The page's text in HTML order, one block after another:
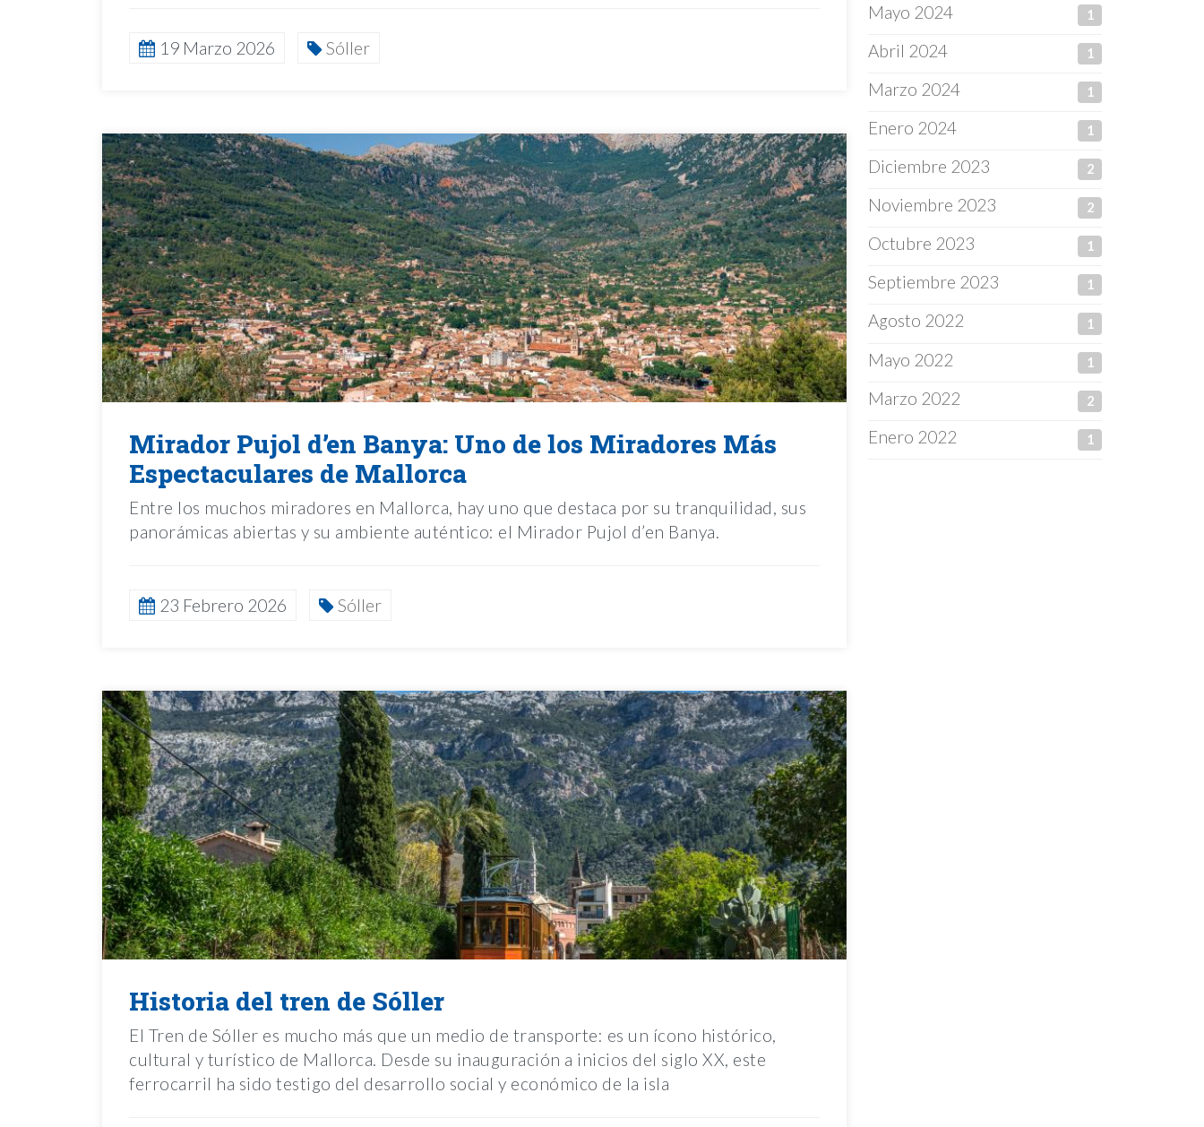
19 Marzo 2026 Sóller
Mirador Pujol d’en Banya: Uno de los Miradores Más
Espectaculares de Mallorca
Entre los muchos miradores en Mallorca, hay uno que destaca por su tranquilidad, sus
panorámicas abiertas y su ambiente auténtico: el Mirador Pujol d’en Banya.
23 Febrero 2026 Sóller
Historia del tren de Sóller
El Tren de Sóller es mucho más que un medio de transporte: es un ícono histórico,
cultural y turístico de Mallorca. Desde su inauguración a inicios del siglo XX, este
ferrocarril ha sido testigo del desarrollo social y económico de la isla
Mayo 2024 1
Abril 2024 1
Marzo 2024 1
Enero 2024 1
Diciembre 2023 2
Noviembre 2023 2
Octubre 2023 1
Septiembre 2023 1
Agosto 2022 1
Mayo 2022 1
Marzo 2022 2
Enero 2022 1